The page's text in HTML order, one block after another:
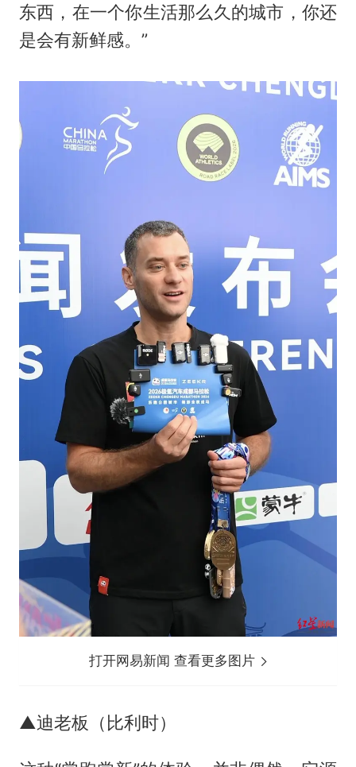
东西，在一个你生活那么久的城市，你还
是会有新鲜感。”
打开网易新闻 查看更多图片
▲迪老板（比利时）